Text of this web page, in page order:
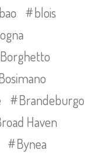
blois
Borghetto
Brandeburgo
Haven
Bynea